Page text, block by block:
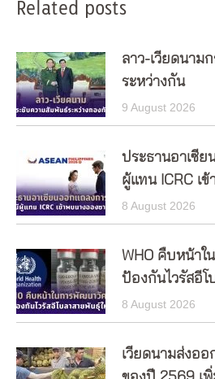
Related posts
ลาว-เวียดนาม
ระหว่างกัน
9 August 2026
ประธานอาเซี
ผู้แทน ICRC เ
8 August 2026
WHO คืบหน้า
ป้องกันไวรัสอีโ
8 August 2026
เวียดนามส่งออ